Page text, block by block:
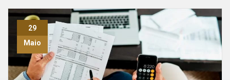
29
Maio